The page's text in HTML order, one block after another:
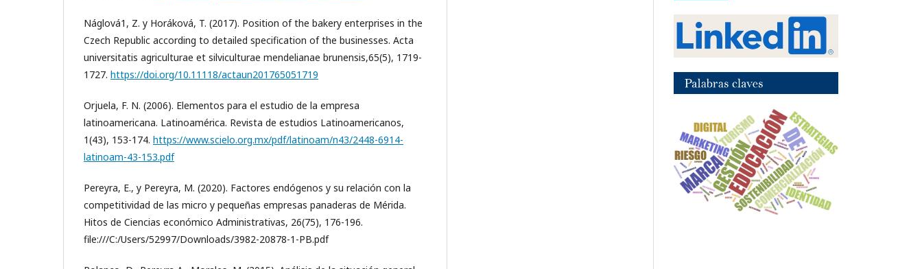
Náglová1, Z. y Horáková, T. (2017). Position of the bakery enterprises in the
Czech Republic according to detailed specification of the businesses. Acta
universitatis agriculturae et silviculturae mendelianae brunensis,65(5), 1719-
1727. https://doi.org/10.11118/actaun201765051719
Orjuela, F. N. (2006). Elementos para el estudio de la empresa
latinoamericana. Latinoamérica. Revista de estudios Latinoamericanos,
1(43), 153-174. https://www.scielo.org.mx/pdf/latinoam/n43/2448-6914-
latinoam-43-153.pdf
Pereyra, E., y Pereyra, M. (2020). Factores endógenos y su relación con la
competitividad de las micro y pequeñas empresas panaderas de Mérida.
Hitos de Ciencias económico Administrativas, 26(75), 176-196.
file:///C:/Users/52997/Downloads/3982-20878-1-PB.pdf